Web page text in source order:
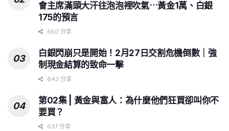
會主席滿頭大汗往泡泡裡吹氣⋯黃金1萬、白銀
175的預言
650 分享
白銀閃崩只是開始！2月27日交割危機倒數｜強
制現金結算的致命一擊
643 分享
第02集 | 黃金與富人：為什麼他們狂買卻叫你不
要買？
637 分享